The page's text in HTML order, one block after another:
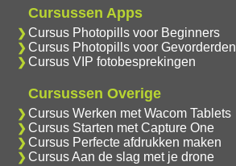
Cursussen Apps
Cursus Photopills voor Beginners
Cursus Photopills voor Gevorderden
Cursus VIP fotobesprekingen
Cursussen Overige
Cursus Werken met Wacom Tablets
Cursus Starten met Capture One
Cursus Perfecte afdrukken maken
Cursus Aan de slag met je drone